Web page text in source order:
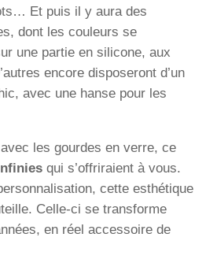
Et puis il y aura des
dont les couleurs se
une partie en silicone, aux
encore disposeront d’un
avec une hanse pour les
les gourdes en verre, ce
qui s’offriraient à vous.
cette esthétique
Celle-ci se transforme
en réel accessoire de